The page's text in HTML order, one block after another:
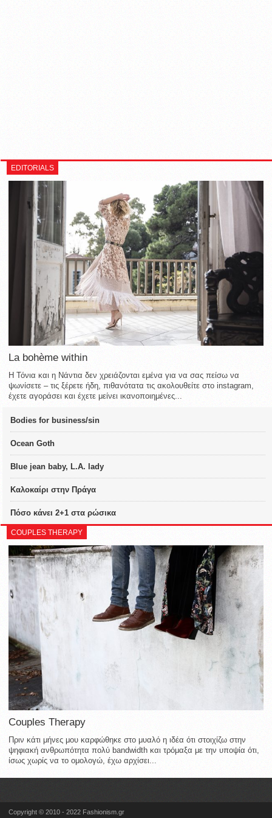
EDITORIALS
La bohème within
Η Τόνια και η Νάντια δεν χρειάζονται εμένα για να σας πείσω να
ψωνίσετε – τις ξέρετε ήδη, πιθανότατα τις ακολουθείτε στο instagram,
έχετε αγοράσει και έχετε μείνει ικανοποιημένες...
Bodies for business/sin
Ocean Goth
Blue jean baby, L.A. lady
Καλοκαίρι στην Πράγα
Πόσο κάνει 2+1 στα ρώσικα
COUPLES THERAPY
Couples Therapy
Πριν κάτι μήνες μου καρφώθηκε στο μυαλό η ιδέα ότι στοιχίζω στην
ψηφιακή ανθρωπότητα πολύ bandwidth και τρόμαξα με την υποψία ότι,
ίσως χωρίς να το ομολογώ, έχω αρχίσει...
Copyright © 2010 - 2022 Fashionism.gr